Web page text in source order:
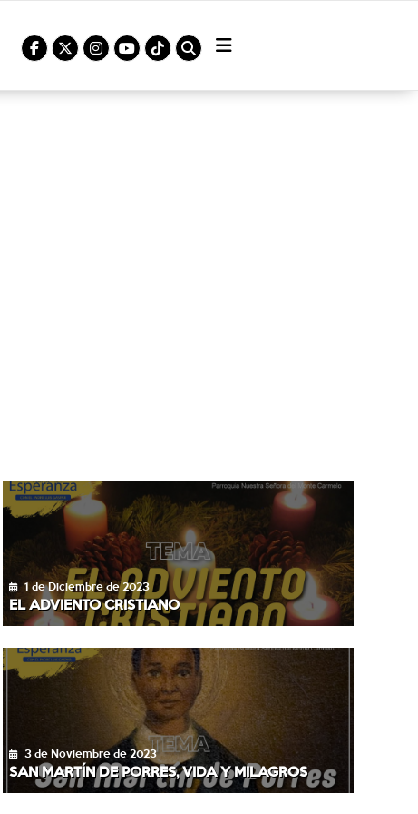
1 de Diciembre de 2023
EL ADVIENTO CRISTIANO
3 de Noviembre de 2023
SAN MARTÍN DE PORRES, VIDA Y MILAGROS